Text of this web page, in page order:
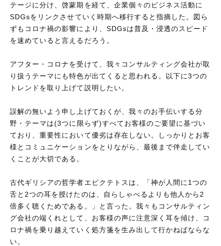
テージに分け、啓蒙期を経て、企業個々のビジネス活動に
SDGsをリンクさせていく時期へ移行すると指摘した。図ら
ずもコロナ禍の影響により、SDGsは普及・浸透のスピード
を速めていると言えるだろう。
アフター・コロナを受けて、我々コンサルティング会社が取
り扱うテーマにも特色が出てくると思われる。以下に3つの
トレンドを取り上げて説明したい。
誤解の無いよう申し上げておくが、我々のお手伝いする分
野・テーマは(3つに限らず)すべてお客様のご要望に基づい
ており、重要性において優劣は存在しない。しっかりとお客
様とコミュニケーションをとりながら、最後まで伴走してい
くことが大切である。
古代ギリシアの哲学者エピクテトスは、「神が人間に1つの
舌と2つの耳を授けたのは、自らしゃべるよりも他人から2
倍多く聴くためである。」と言った。我々もコンサルティン
グ会社の端くれとして、お客様の声に注意深く耳を傾け、コ
ロナ禍を乗り越えていく処方箋を生み出して行かねばならな
い。